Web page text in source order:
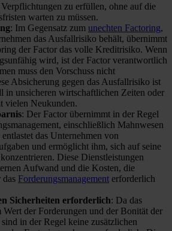
zu erfüllen, ohne auf die
warten zu müssen.
: Im Gegensatz zum unechten Factoring,
das Ausfallrisiko behält, übernimmt
der Factor das volle Kreditrisiko. Wenn
wird, ist der Factor verantwortlich
muss den Vorschuss nicht
Absicherung gegen das Ausfallrisiko ist
in unsicheren wirtschaftlichen Zeiten oder
vielen Neukunden.
: Der Factor übernimmt in der Regel
einschließlich Mahnwesen
entlastet das Unternehmen von
und ermöglicht ihm, sich auf seine
Diese Dienstleistungen
Aufwand und die Kosten, die
das Forderungsmanagement erforderlich
Sicherheiten erforderlich: Da das
Wert der Forderungen und der Bonität der
in der Regel keine zusätzlichen